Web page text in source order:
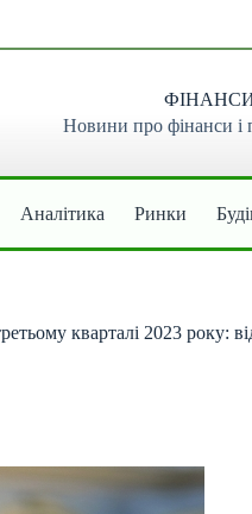
Новини про фінанси і
Аналітика Ринки
кварталі 2023 року: